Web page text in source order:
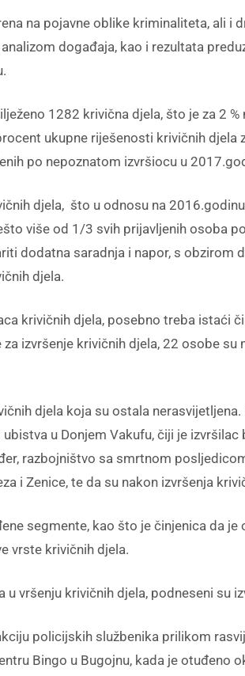
na pojavne oblike kriminaliteta, ali
događaja, kao i rezultata
1282 krivična djela, što je za 2
ukupne riješenosti krivičnih djela
po nepoznatom izvršiocu u
djela, što u odnosu na
više od 1/3 svih prijavljenih osoba
dodatna saradnja i napor, s obzirom
djela.
krivičnih djela, posebno treba istaći
izvršenje krivičnih djela, 22 osobe
djela koja su ostala
u Donjem Vakufu, čiji je
razbojništvo sa smrtnom
i Zenice, te da su nakon izvršenja
segmente, kao što je činjenica da
vrste krivičnih djela.
vršenju krivičnih djela, podneseni su
policijskih službenika prilikom
Bingo u Bugojnu, kada je